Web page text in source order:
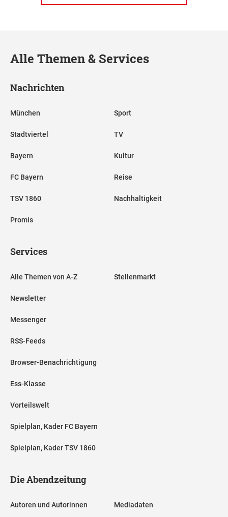
Alle Themen & Services
Nachrichten
München
Stadtviertel
Bayern
FC Bayern
TSV 1860
Promis
Sport
TV
Kultur
Reise
Nachhaltigkeit
Services
Alle Themen von A-Z
Newsletter
Messenger
RSS-Feeds
Browser-Benachrichtigung
Ess-Klasse
Vorteilswelt
Spielplan, Kader FC Bayern
Spielplan, Kader TSV 1860
Stellenmarkt
Die Abendzeitung
Autoren und Autorinnen Mediadaten